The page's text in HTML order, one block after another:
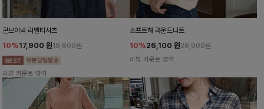
콘브이넥 라벨티셔츠
10%17,900 원19,800원
리뷰 카운트 영역
소프트해 라운드니트
10%26,100 원28,900원
리뷰 카운트 영역